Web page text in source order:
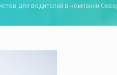
для водителей в компании